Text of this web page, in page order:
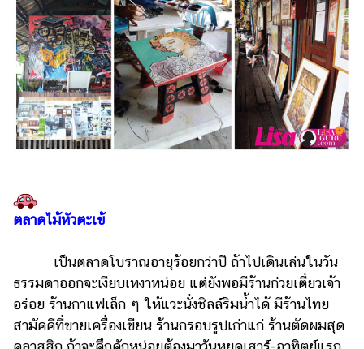
ติดต่อ
โฆษณา
แจ้ง
ปัญหา
ร่วม
งาน
กับ
ตลาดไม้หัวตะเข้
เป็นตลาดโบราณอายุร้อยกว่าปี ถ้าไปเดินเล่นในวัน
ธรรมดาออกจะเงียบเหงาหน่อย แต่ยังพอมีร้านก๋วยเตี๋ยวเจ้า
อร่อย ร้านกาแฟเล็ก ๆ ให้แวะนั่งชิลล์ริมน้ำได้ มีร้านไทย
สามัคคีที่ขายเครื่องเขียน ร้านกรอบรูปเก่าแก่ ร้านตัดผมสุด